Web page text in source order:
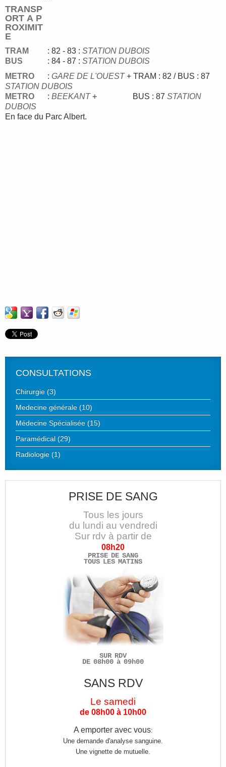
TRANSP
ORT A P
ROXIMIT
E
TRAM : 82 - 83 : STATION DUBOIS
BUS
: 84 - 87 : STATION DUBOIS
METRO
: GARE DE L'OUEST+ TRAM : 82 / BUS : 87
STATION DUBOIS
METRO
: BEEKANT+ BUS : 87 STATION
DUBOIS
En face du Parc Albert.
CONSULTATIONS
Chirurgie (3)
Medecine générale (10)
Médecine Spécialisée (15)
Paramédical (29)
Radiologie (1)
PRISE DE SANG
Tous les jours
du lundi au vendredi
Sur rdv à partir de
08h20
PRISE DE SANG
TOUS LES MATINS
SUR RDV
DE 08h00 à 09h00
SANS RDV
Le samedi
de 08h00 à 10h00
A emporter avec vous:
Une demande d'analyse sanguine.
Une vignette de mutuelle.